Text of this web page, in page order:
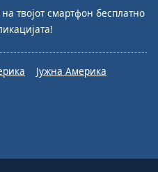
на твојот смартфон бесплатно
Јужна Америка